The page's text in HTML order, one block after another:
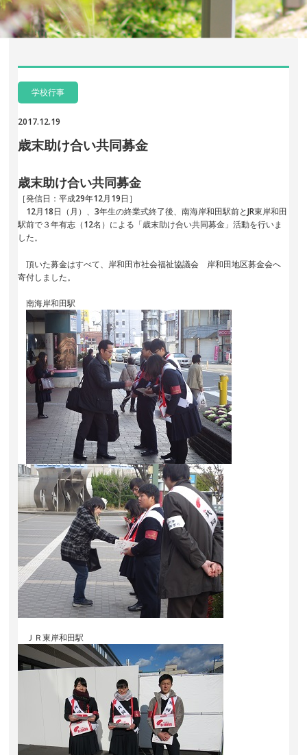
学校行事
2017.12.19
歳末助け合い共同募金
歳末助け合い共同募金
［発信日：平成29年12月19日］
12月18日（月）、3年生の終業式終了後、南海岸和田駅前とJR東岸和田
駅前で３年有志（12名）による「歳末助け合い共同募金」活動を行いま
した。
頂いた募金はすべて、岸和田市社会福祉協議会 岸和田地区募金会へ
寄付しました。
南海岸和田駅
ＪＲ東岸和田駅